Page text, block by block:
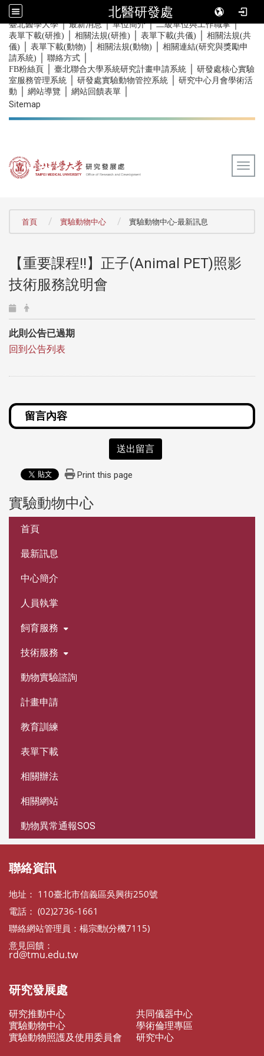
北醫研發處
::: 臺北醫學大學｜最新消息｜單位簡介｜二級單位與工作職掌｜
表單下載(研推) 相關法規(研推) 表單下載(共儀)
相關法規(共
儀)
表單下載(動物) 相關法規(動物)
相關連結(研究與獎勵申
請系統)
聯絡方式
FB粉絲頁 臺北聯合大學系統研究計畫申請系統
研發處核心實驗
室服務管理系統
研發處實驗動物管控系統
研究中心月會學術活
動
網站導覽 網站回饋表單
Sitemap
首頁 實驗動物中心 實驗動物中心-最新訊息
【重要課程!!】正子(Animal PET)照影
技術服務說明會
此則公告已過期
回到公告列表
送出留言
Print this page
實驗動物中心
首頁
最新訊息
中心簡介
人員執掌
飼育服務
技術服務
動物實驗諮詢
計畫申請
教育訓練
表單下載
相關辦法
相關網站
動物異常通報SOS
聯絡資訊
地址： 110臺北市信義區吳興街250號
電話： (02)2736-1661
聯絡網站管理員：楊宗勳(分機7115)
意見回饋：
rd@tmu.edu.tw
研究發展處
研究推動中心
共同儀器中心
實驗動物中心
學術倫理專區
實驗動物照護及使用委員會
研究中心